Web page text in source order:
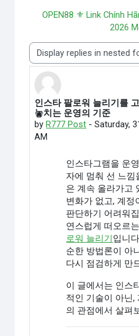
OPEN88 ⚜️ Link Chính
2026
Display mode
인스타 팔로워 늘리기를
놓치는 운영의 기준
by R777 Post -Saturday,
AM
Number of replies: 0
인스타그램을 운
자에 멈춰 선 느낌
은 계속 올라가고
변화가 없고, 계정
판단하기 어려워
연스럽게 떠오르
로워 늘리기 입니
순한 방법론이 아
다시 점검하게 만
이 글에서는 인스
적인 기술이 아닌,
의 관점에서 살펴